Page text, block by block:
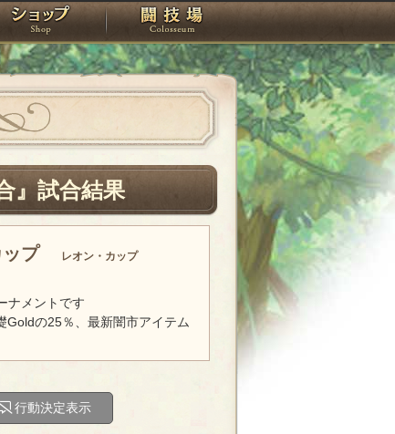
オ ショップ 闘技場
』試合結果
プ レオン・カップ
ナメントです
Goldの25％、最新闇市アイテム
行動決定表示